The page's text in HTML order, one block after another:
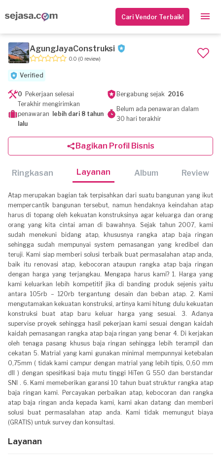
Cari Vendor Terbaik!
AgungJayaConstruksi
0.0 (0 review)
Verified
0 Pekerjaan selesai Bergabung sejak 2016
Terakhir mengirimkan
penawaran
lebih dari 8 tahun
lalu
Belum ada penawaran dalam
30 hari terakhir
Bagikan Profil Bisnis
Ringkasan Layanan Album Review
Atap merupakan bagian tak terpisahkan dari suatu bangunan yang ikut
mempercantik bangunan tersebut, namun hendaknya keindahan atap
harus di topang oleh kekuatan konstruksinya agar keluarga dan orang
orang yang kita cintai aman di bawahnya. Sejak tahun 2007, kami
sudah menekuni bidang atap, khususnya rangka atap baja ringan
sehingga sudah mempunyai system pemasangan yang kredibel dan
teruji. Kami siap memberi solusi terbaik buat permasalahan atap anda,
baik itu renovasi atap, kebocoran ataupun rangka atap baja ringan
dengan harga yang terjangkau. Mengapa harus kami? 1. Harga yang
kami keluarkan lebih kompetitif jika di banding produk sejenis yaitu
antara 105rb – 120rb tergantung desain dan beban atap. 2. Kami
mengutamakan kekuatan konstruksi, artinya kami hitung dulu kekuatan
konstruksi buat atap baru keluar harga yang sesuai. 3. Adanya
supervise proyek sehingga hasil pekerjaan kami sesuai dengan kaidah
kaidah pemasangan rangka atap baja ringan yang benar 4. Di kerjakan
oleh tenaga pasang khusus baja ringan sehingga lebih terampil dan
cekatan 5. Matrial yang kami gunakan minimal mempunnyai ketebalan
0,75mm ( tidak kami campur dengan matrial yang lebih tipis, 0,60 mm
dll ) dengan spesifikasi baja mutu tinggi HiTen G 550 dan berstandar
SNI . 6. Kami memeberikan garansi 10 tahun buat struktur rangka atap
baja ringan kami. Percayakan perbaikan atap, kebocoran dan rangka
atap baja ringan anda kepada kami, kami akan datang dan memberi
solusi buat permasalahan atap anda. Kami tidak memungut biaya
(GRATIS) untuk survey dan konsultasi.
Layanan